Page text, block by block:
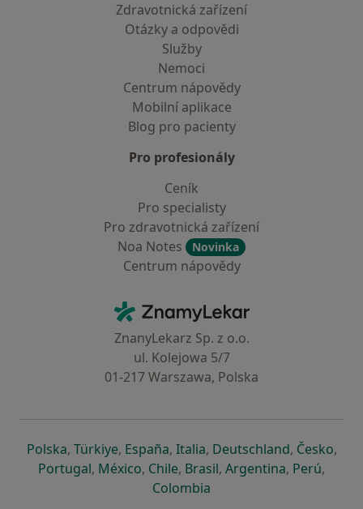
Zdravotnická zařízení
Otázky a odpovědi
Služby
Nemoci
Centrum nápovědy
Mobilní aplikace
Blog pro pacienty
Pro profesionály
Ceník
Pro specialisty
Pro zdravotnická zařízení
Noa Notes
Novinka
Centrum nápovědy
ZnamyLekar - Hlavní stránka
ZnanyLekarz Sp. z o.o.
ul. Kolejowa 5/7
01-217 Warszawa, Polska
Polskase otevře v nové záložce
, Türkiyese otevře v nové záložce
, Españase otevře v nové záložce
, Italiase otevře v nové záložce
, Deutschlandse otevře v
, Českose
,
Portugalse otevře v nové záložce
, Méxicose otevře v nové záložce
, Chilese otevře v nové záložce
, Brasilse otevře v nové
, Argentinase otevře v
, Perúse
,
Colombia